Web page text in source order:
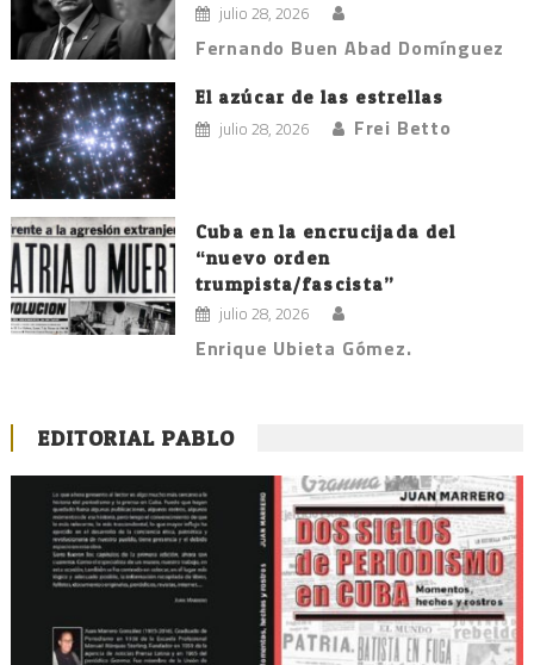
julio 28, 2026
Fernando Buen Abad Domínguez
El azúcar de las estrellas
julio 28, 2026 Frei Betto
Cuba en la encrucijada del
“nuevo orden
trumpista/fascista”
julio 28, 2026
Enrique Ubieta Gómez.
EDITORIAL PABLO